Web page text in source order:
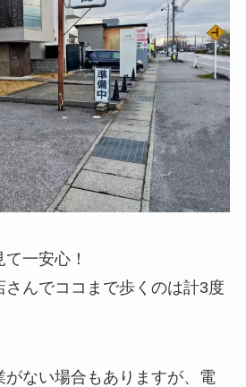
て一安心！
んでココまで歩くのは計3度
がない場合もありますが、電